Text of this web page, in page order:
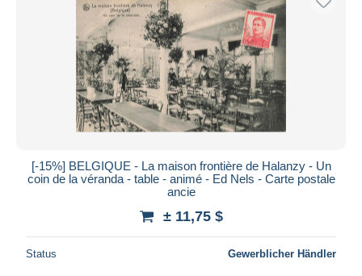
[-15%] BELGIQUE - La maison frontière de Halanzy - Un
coin de la véranda - table - animé - Ed Nels - Carte postale
ancie
± 11,75 $
Status Gewerblicher Händler